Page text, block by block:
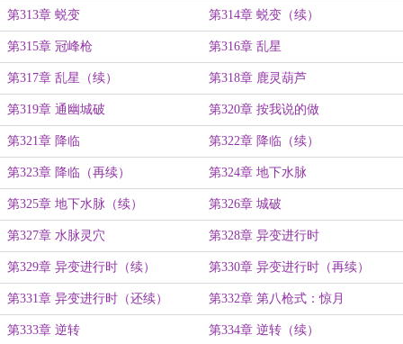
第313章 蜕变 第314章 蜕变（续）
第315章 冠峰枪 第316章 乱星
第317章 乱星（续） 第318章 鹿灵葫芦
第319章 通幽城破 第320章 按我说的做
第321章 降临 第322章 降临（续）
第323章 降临（再续） 第324章 地下水脉
第325章 地下水脉（续） 第326章 城破
第327章 水脉灵穴 第328章 异变进行时
第329章 异变进行时（续） 第330章 异变进行时（再续）
第331章 异变进行时（还续） 第332章 第八枪式：惊月
第333章 逆转 第334章 逆转（续）